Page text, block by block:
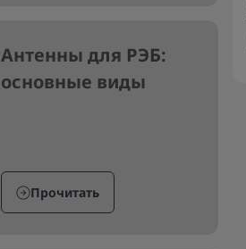
Антенны для РЭБ:
основные виды
Прочитать